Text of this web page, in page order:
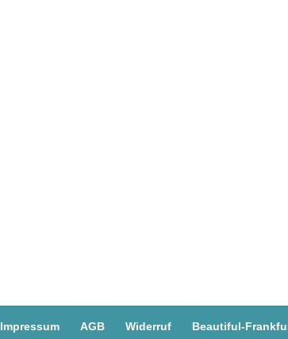
Impressum AGB Widerruf Beautiful-